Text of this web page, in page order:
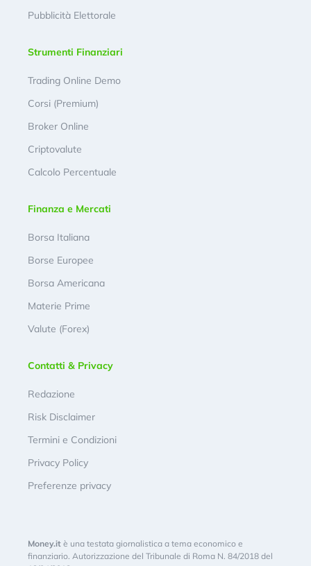
Pubblicità Elettorale
Strumenti Finanziari
Trading Online Demo
Corsi (Premium)
Broker Online
Criptovalute
Calcolo Percentuale
Finanza e Mercati
Borsa Italiana
Borse Europee
Borsa Americana
Materie Prime
Valute (Forex)
Contatti & Privacy
Redazione
Risk Disclaimer
Termini e Condizioni
Privacy Policy
Preferenze privacy
Money.it è una testata giornalistica a tema economico e
finanziario. Autorizzazione del Tribunale di Roma N. 84/2018 del